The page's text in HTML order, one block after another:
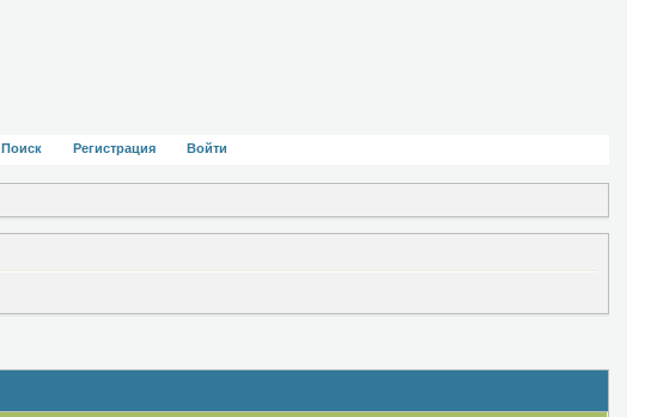
Поиск Регистрация Войти